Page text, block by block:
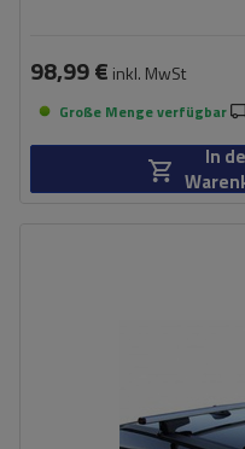
98,99 € inkl. MwSt
Große Menge verfügbar
In